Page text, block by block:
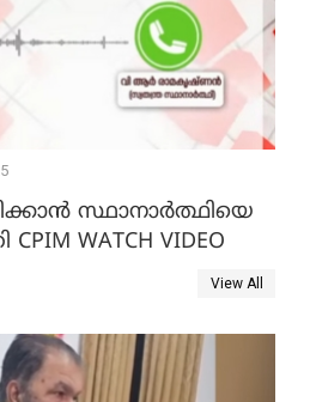
സ്ഥാനാര്‍ത്ഥിയെ
WATCH VIDEO
View All